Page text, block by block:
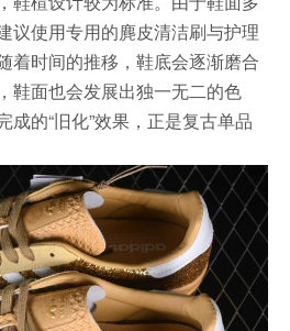
议使用专用的麂皮清洁刷与护理
着时间的推移，鞋底会逐渐磨合
鞋面也会发展出独一无二的色
成的“旧化”效果，正是复古单品